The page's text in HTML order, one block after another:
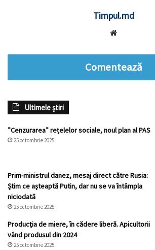
Timpul.md
Comentează
Ultimele știri
”Cenzurarea” rețelelor sociale, noul plan al PAS
25 octombrie 2025
Prim-ministrul danez, mesaj direct către Rusia:
Știm ce așteaptă Putin, dar nu se va întâmpla
niciodată
25 octombrie 2025
Producția de miere, în cădere liberă. Apicultorii
vând produsul din 2024
25 octombrie 2025